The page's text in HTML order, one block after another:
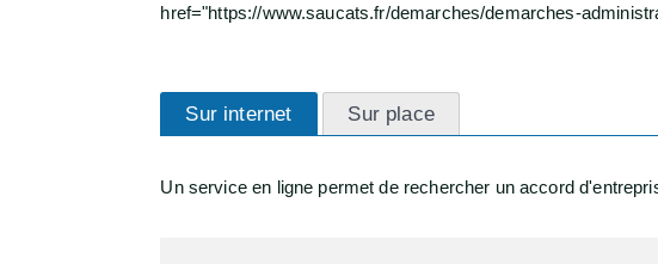
href="https://www.saucats.fr/demarches/demarches-
Sur internet Sur place
Un service en ligne permet de rechercher un accord